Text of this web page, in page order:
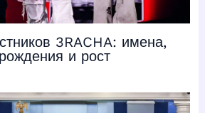
3RACHA: имена,
и рост